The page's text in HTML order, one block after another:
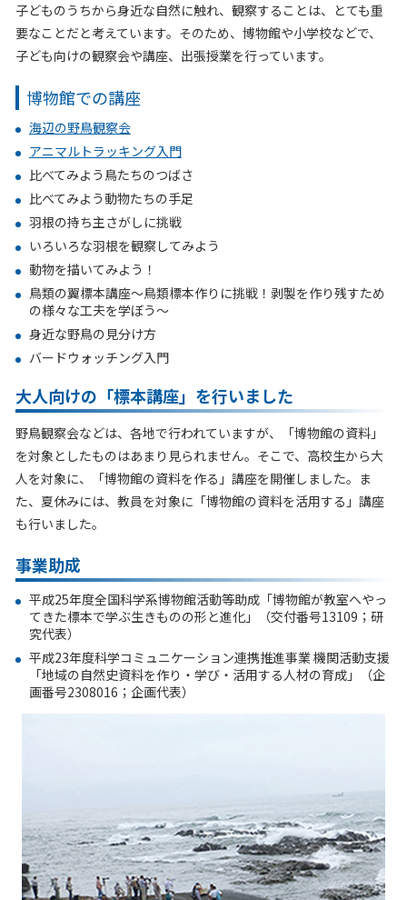
子どものうちから身近な自然に触れ、観察することは、とても重
要なことだと考えています。そのため、博物館や小学校などで、
子ども向けの観察会や講座、出張授業を行っています。
博物館での講座
海辺の野鳥観察会
アニマルトラッキング入門
比べてみよう鳥たちのつばさ
比べてみよう動物たちの手足
羽根の持ち主さがしに挑戦
いろいろな羽根を観察してみよう
動物を描いてみよう！
鳥類の翼標本講座～鳥類標本作りに挑戦！剥製を作り残すため
の様々な工夫を学ぼう～
身近な野鳥の見分け方
バードウォッチング入門
大人向けの「標本講座」を行いました
野鳥観察会などは、各地で行われていますが、「博物館の資料」
を対象としたものはあまり見られません。そこで、高校生から大
人を対象に、「博物館の資料を作る」講座を開催しました。ま
た、夏休みには、教員を対象に「博物館の資料を活用する」講座
も行いました。
事業助成
平成25年度全国科学系博物館活動等助成「博物館が教室へやっ
てきた標本で学ぶ生きものの形と進化」（交付番号13109；研
究代表）
平成23年度科学コミュニケーション連携推進事業 機関活動支援
「地域の自然史資料を作り・学び・活用する人材の育成」（企
画番号2308016；企画代表）